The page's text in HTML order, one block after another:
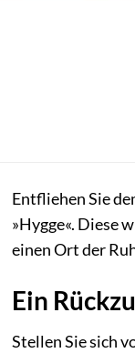
Entfliehen Sie
»Hygge«. Diese
einen Ort der
Ein
Stellen Sie sich